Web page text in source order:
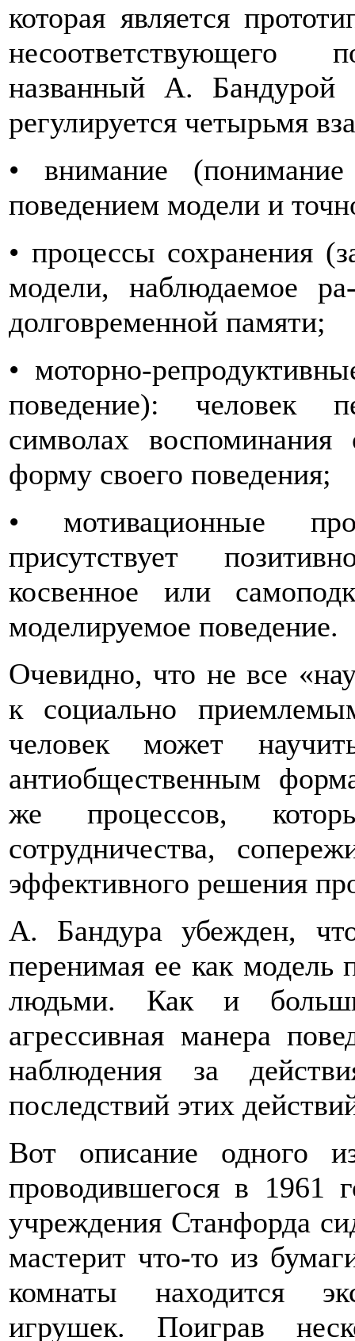
которая является
несоответствующего
названный А. Бандурой
регулируется четырьмя
• внимание
поведением модели и
• процессы сохранения
модели, наблюдаемое
долговременной памяти;
• моторно-
поведение): человек
символах
форму своего поведения;
• мотивационные
присутствует
косвенное или
моделируемое поведение.
Очевидно, что не все
к социально
человек может
антиобщественным
же процессов,
сотрудничества,
эффективного решения
А. Бандура убежден,
перенимая ее как модель
людьми. Как и
агрессивная манера
наблюдения за
последствий этих
Вот описание одного
проводившегося в 1961
учреждения Станфорда
мастерит что-то из
комнаты находится
игрушек. Поиграв